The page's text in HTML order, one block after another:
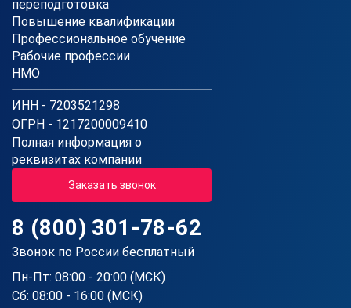
переподготовка
Повышение квалификации
Профессиональное обучение
Рабочие профессии
НМО
ИНН - 7203521298
ОГРН - 1217200009410
Полная информация о
реквизитах компании
Заказать звонок
8 (800) 301-78-62
Звонок по России бесплатный
Пн-Пт: 08:00 - 20:00 (МСК)
Сб: 08:00 - 16:00 (МСК)